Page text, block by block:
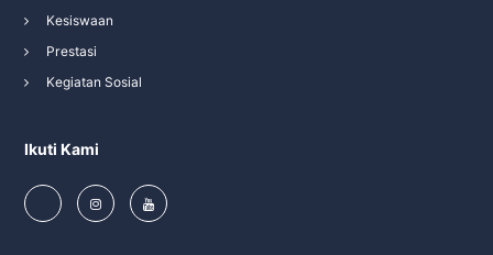
Kesiswaan
Prestasi
Kegiatan Sosial
Ikuti Kami